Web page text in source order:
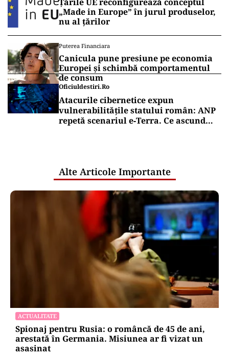
„Made in Europe” în jurul produselor,
nu al țărilor
Puterea Financiara
Canicula pune presiune pe economia
Europei și schimbă comportamentul
de consum
Oficiuldestiri.ro
Atacurile cibernetice expun
vulnerabilitățile statului român: ANP
repetă scenariul e‑Terra. Ce ascund
Alte Articole Importante
ACTUALITATE
Spionaj pentru Rusia: o româncă de 45 de ani,
arestată în Germania. Misiunea ar fi vizat un
asasinat